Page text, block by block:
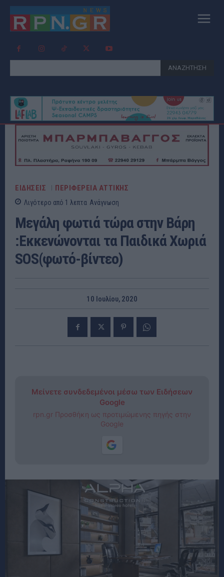
ΑΝΑΖΗΤΗΣΗ
ΕΙΔΗΣΕΙΣ ΠΕΡΙΦΕΡΕΙΑ ΑΤΤΙΚΗΣ
Λιγότερο από 1 λεπτα Ανάγνωση
Μεγάλη φωτιά τώρα στην Βάρη
:Εκκενώνονται τα Παιδικά Χωριά
SOS(φωτό-βίντεο)
10 Ιουλίου, 2020
Μείνετε συνδεδεμένοι μέσω των Ειδήσεων
Google
rpn.gr Προσθήκη ως προτιμώμενης πηγής στην
Google